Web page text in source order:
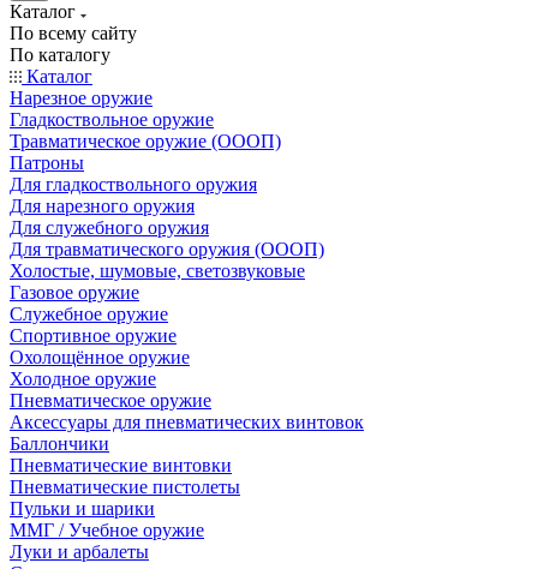
Каталог
По всему сайту
По каталогу
Каталог
Нарезное оружие
Гладкоствольное оружие
Травматическое оружие (ОООП)
Патроны
Для гладкоствольного оружия
Для нарезного оружия
Для служебного оружия
Для травматического оружия (ОООП)
Холостые, шумовые, светозвуковые
Газовое оружие
Служебное оружие
Спортивное оружие
Охолощённое оружие
Холодное оружие
Пневматическое оружие
Аксессуары для пневматических винтовок
Баллончики
Пневматические винтовки
Пневматические пистолеты
Пульки и шарики
ММГ / Учебное оружие
Луки и арбалеты